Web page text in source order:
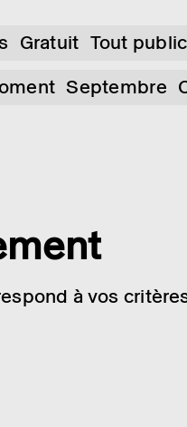
Gratuit Tout public
Septembre
à vos